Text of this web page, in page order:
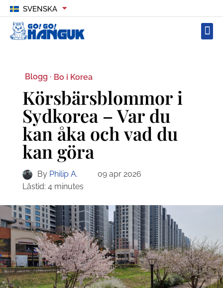
SVENSKA
Blogg · Bo i Korea
Körsbärsblommor i
Sydkorea – Var du
kan åka och vad du
kan göra
By Philip A.
09 apr 2026
Lästid: 4 minutes